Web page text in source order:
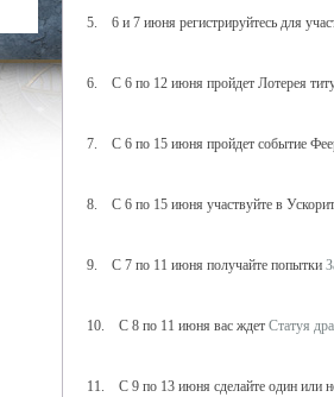
5. 6 и 7 июня регистрируйтесь для
6. С 6 по 12 июня пройдет Лотерея
7. С 6 по 15 июня пройдет событие
8. С 6 по 15 июня участвуйте в
9. С 7 по 11 июня получайте попытки
10. С 8 по 11 июня вас ждет Статуя
11. С 9 по 13 июня сделайте один или